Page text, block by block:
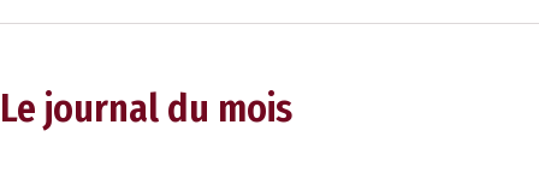
Le journal du mois